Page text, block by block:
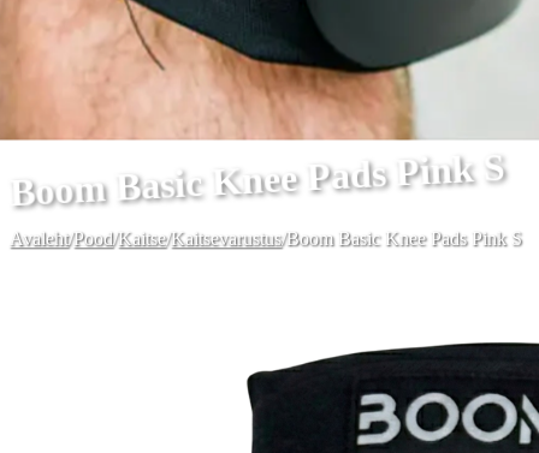
Boom Basic Knee Pads Pink S
Avaleht/Pood/Kaitse/Kaitsevarustus/Boom Basic Knee Pads Pink S